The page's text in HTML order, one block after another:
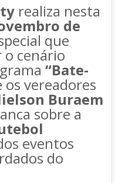
realiza nesta
de
que
cenário
“Bate-
os vereadores
Buraem
sobre a
eventos
do